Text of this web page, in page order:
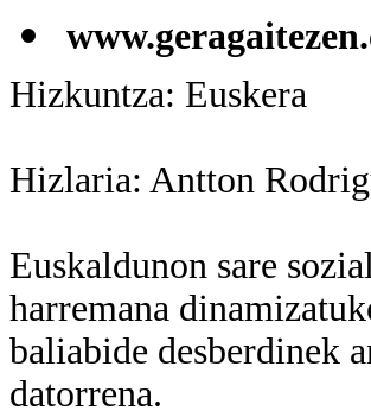
Hizkuntza: Euskera
Hizlaria: Antton
Euskaldunon sare
harremana
baliabide desberdinek
datorrena.